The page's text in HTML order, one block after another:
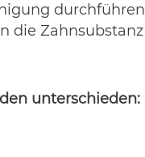
die
unterschieden: